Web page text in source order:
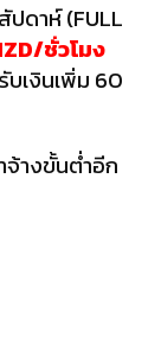
ดาห์ (FULL
ชั่วโมง
บเงินเพิ่ม 60
างขั้นต่ำอีก